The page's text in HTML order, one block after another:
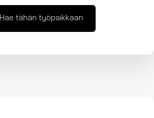
Hae tähän työpaikkaan